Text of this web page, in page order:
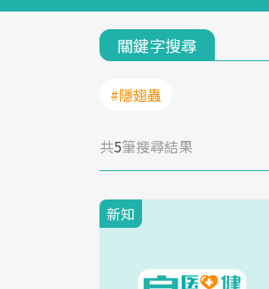
關鍵字搜尋
#隱翅蟲
共5筆搜尋結果
新知